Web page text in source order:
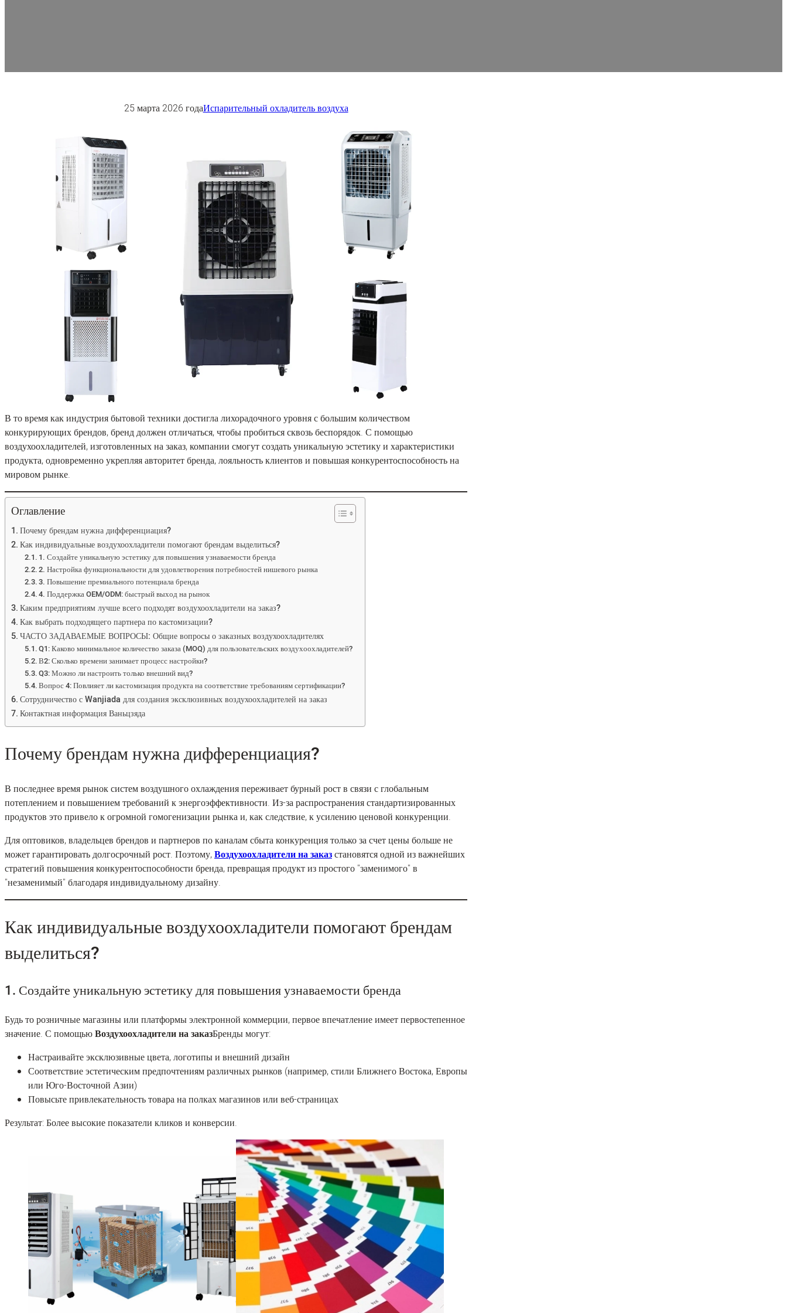
25 марта 2026 годаИспарительный охладитель воздуха
В то время как индустрия бытовой техники достигла лихорадочного уровня с большим количеством
конкурирующих брендов, бренд должен отличаться, чтобы пробиться сквозь беспорядок. С помощью
воздухоохладителей, изготовленных на заказ, компании смогут создать уникальную эстетику и характеристики
продукта, одновременно укрепляя авторитет бренда, лояльность клиентов и повышая конкурентоспособность на
мировом рынке.
Оглавление
Почему брендам нужна дифференциация?
Как индивидуальные воздухоохладители помогают брендам выделиться?
1. Создайте уникальную эстетику для повышения узнаваемости бренда
2. Настройка функциональности для удовлетворения потребностей нишевого рынка
3. Повышение премиального потенциала бренда
4. Поддержка OEM/ODM: быстрый выход на рынок
Каким предприятиям лучше всего подходят воздухоохладители на заказ?
Как выбрать подходящего партнера по кастомизации?
ЧАСТО ЗАДАВАЕМЫЕ ВОПРОСЫ: Общие вопросы о заказных воздухоохладителях
Q1: Каково минимальное количество заказа (MOQ) для пользовательских воздухоохладителей?
В2: Сколько времени занимает процесс настройки?
Q3: Можно ли настроить только внешний вид?
Вопрос 4: Повлияет ли кастомизация продукта на соответствие требованиям сертификации?
Сотрудничество с Wanjiada для создания эксклюзивных воздухоохладителей на заказ
Контактная информация Ваньцзяда
Почему брендам нужна дифференциация?
В последнее время рынок систем воздушного охлаждения переживает бурный рост в связи с глобальным
потеплением и повышением требований к энергоэффективности. Из-за распространения стандартизированных
продуктов это привело к огромной гомогенизации рынка и, как следствие, к усилению ценовой конкуренции.
Для оптовиков, владельцев брендов и партнеров по каналам сбыта конкуренция только за счет цены больше не
может гарантировать долгосрочный рост. Поэтому,Воздухоохладители на заказстановятся одной из важнейших
стратегий повышения конкурентоспособности бренда, превращая продукт из простого "заменимого" в
"незаменимый" благодаря индивидуальному дизайну.
Как индивидуальные воздухоохладители помогают брендам
выделиться?
1. Создайте уникальную эстетику для повышения узнаваемости бренда
Будь то розничные магазины или платформы электронной коммерции, первое впечатление имеет первостепенное
значение. С помощьюВоздухоохладители на заказБренды могут:
Настраивайте эксклюзивные цвета, логотипы и внешний дизайн
Соответствие эстетическим предпочтениям различных рынков (например, стили Ближнего Востока, Европы
или Юго-Восточной Азии)
Повысьте привлекательность товара на полках магазинов или веб-страницах
Результат: Более высокие показатели кликов и конверсии.